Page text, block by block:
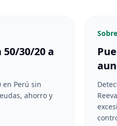
30/20 a
en Perú sin
ahorro y